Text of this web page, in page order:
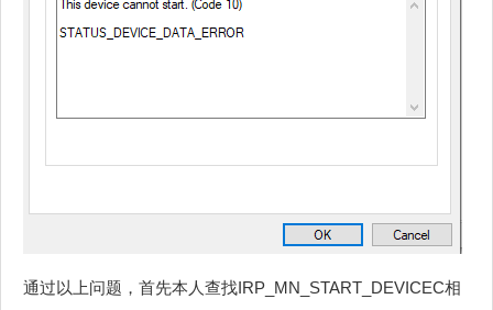
通过以上问题，首先本人查找IRP_MN_START_DEVICEC相